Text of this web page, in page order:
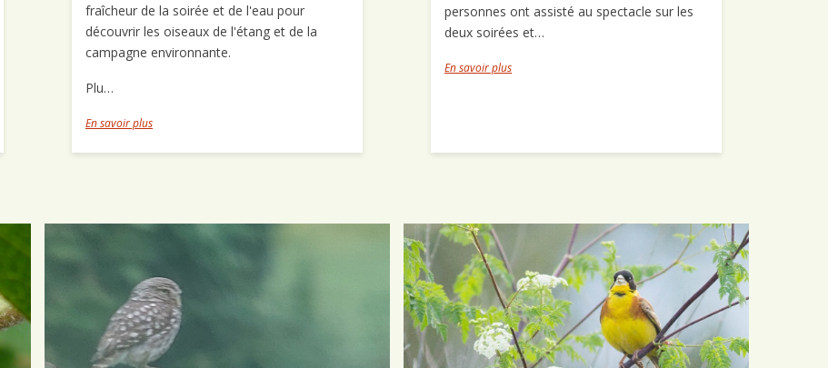
fraîcheur de la soirée et de l'eau pour
découvrir les oiseaux de l'étang et de la
campagne environnante.
Plu…
En savoir plus
personnes ont assisté au spectacle sur les
deux soirées et…
En savoir plus